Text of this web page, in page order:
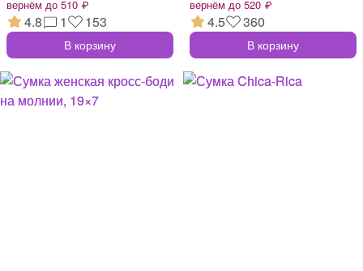
вернём до 510 ₽
4.8 1 153
В корзину
вернём до 520 ₽
4.5 360
В корзину